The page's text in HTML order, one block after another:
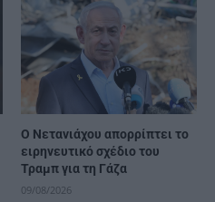
Ο Νετανιάχου απορρίπτει το
ειρηνευτικό σχέδιο του
Τραμπ για τη Γάζα
09/08/2026